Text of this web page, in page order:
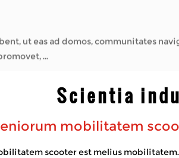
navigant, ac ultra aucto sui fiducia. Ut
...
Scientia
mobilitatem
scooter est melius